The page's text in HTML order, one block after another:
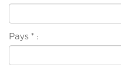
Pays * :